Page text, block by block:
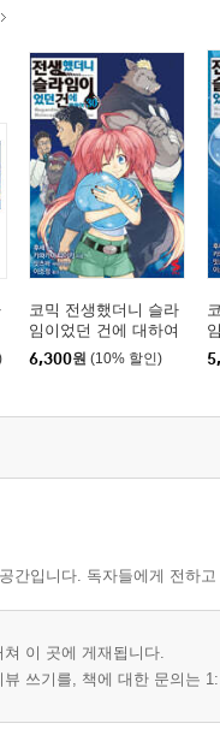
코믹 전생했더니 슬라
임이었던 건에 대하여
30
6,300원 (10% 할인)
간입니다. 독자들에게 전하
이 곳에 게재됩니다.
쓰기를, 책에 대한 문의는